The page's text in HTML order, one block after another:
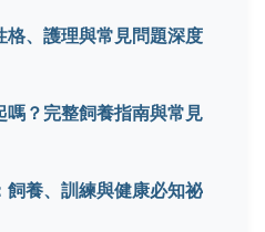
、護理與常見問題深度
？完整飼養指南與常見
養、訓練與健康必知祕